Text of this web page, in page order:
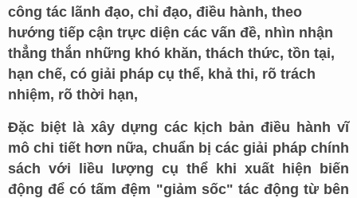
công tác lãnh đạo, chỉ đạo, điều hành, theo
hướng tiếp cận trực diện các vấn đề, nhìn nhận
thẳng thắn những khó khăn, thách thức, tồn tại,
hạn chế, có giải pháp cụ thể, khả thi, rõ trách
nhiệm, rõ thời hạn,
Đặc biệt là xây dựng các kịch bản điều hành vĩ
mô chi tiết hơn nữa, chuẩn bị các giải pháp chính
sách với liều lượng cụ thể khi xuất hiện biến
động để có tấm đệm "giảm sốc" tác động từ bên